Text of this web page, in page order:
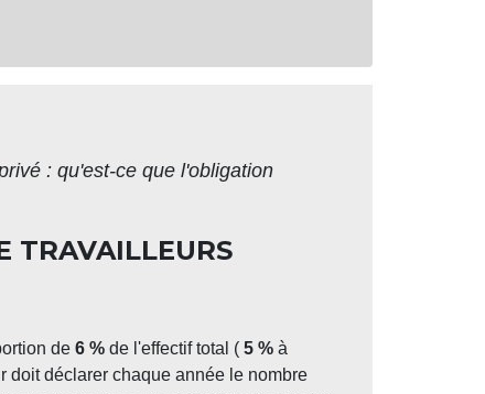
: qu'est-ce que l'obligation
TRAVAILLEURS
de 6 % de l'effectif total ( 5 % à
doit déclarer chaque année le nombre